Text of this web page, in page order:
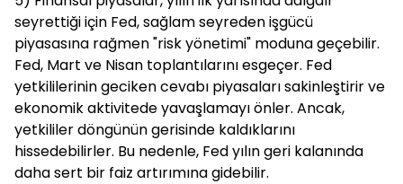
seyrettiği için Fed, sağlam seyreden işgücü
piyasasına rağmen "risk yönetimi" moduna geçebilir.
Fed, Mart ve Nisan toplantılarını esgeçer. Fed
yetkililerinin geciken cevabı piyasaları sakinleştirir ve
ekonomik aktivitede yavaşlamayı önler. Ancak,
yetkililer döngünün gerisinde kaldıklarını
hissedebilirler. Bu nedenle, Fed yılın geri kalanında
daha sert bir faiz artırımına gidebilir.